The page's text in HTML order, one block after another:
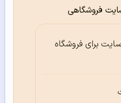
فروشگاهی
برای فروشگاه